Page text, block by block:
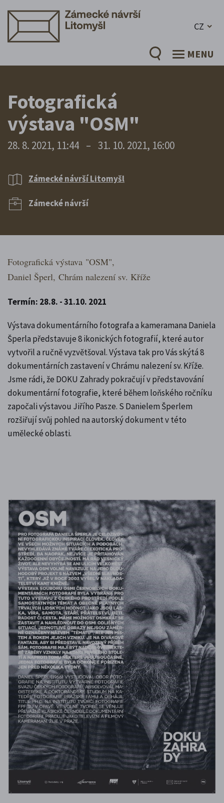
CZ
MENU
Fotografická
výstava "OSM"
28. 8. 2021, 11:44 – 31. 10. 2021, 16:00
Zámecké návrší Litomyšl
Zámecké návrší
Fotografická výstava "OSM",
Daniel Šperl, Chrám nalezení sv. Kříže
Termín: 28.8. - 31.10. 2021
Výstava dokumentárního fotografa a kameramana Daniela
Šperla představuje 8 ikonických fotografií, které autor
vytvořil a ručně vyzvětšoval. Výstava tak pro Vás skýtá 8
dokumentárních zastavení v Chrámu nalezení sv. Kříže.
Jsme rádi, že DOKU Zahrady pokračují v představování
dokumentární fotografie, které během loňského ročníku
započali výstavou Jiřího Pasze. S Danielem Šperlem
rozšiřují svůj pohled na autorský dokument v této
umělecké oblasti.